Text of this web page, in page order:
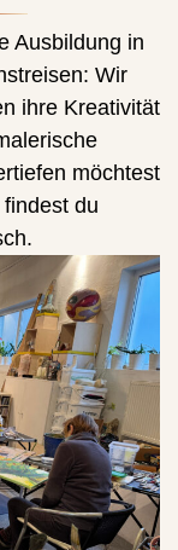
Ausbildung in
Wir
ihre Kreativität
möchtest
du